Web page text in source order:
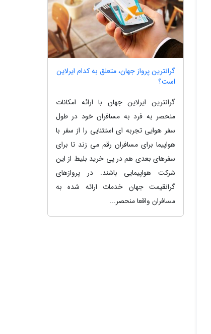
گرانترین پرواز جهان، متعلق به کدام ایرلاین
است؟
گرانترین ایرلاین جهان با ارائه امکانات
منحصر به فرد به مسافران خود در طول
سفر هوایی تجربه ای استثنایی را از سفر با
هواپیما برای مسافران رقم می زند تا برای
سفرهای بعدی هم در پی خرید بلیط از این
شرکت هواپیمایی باشند. در پروازهای
گرانقیمت جهان خدمات ارائه شده به
مسافران واقعا منحصر...